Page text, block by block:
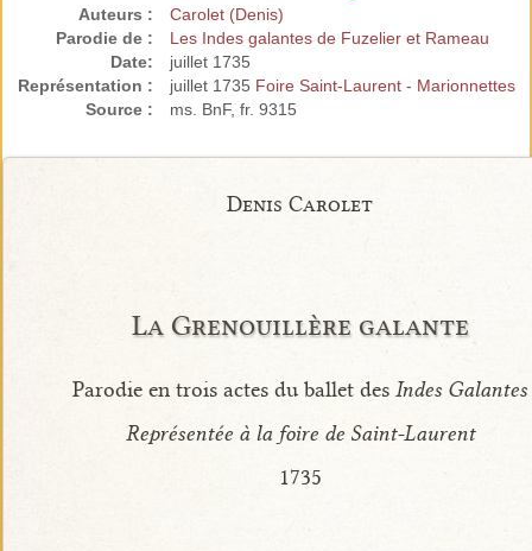
Auteurs :
Carolet (Denis)
Parodie de :
Les Indes galantes de Fuzelier et Rameau
Date:
juillet 1735
Représentation :
juillet 1735 Foire Saint-Laurent - Marionnettes
Source :
ms. BnF, fr. 9315
Denis Carolet
La Grenouillère galante
Parodie en trois actes du ballet desIndes Galantes
Représentée à la foire de Saint-Laurent
1735